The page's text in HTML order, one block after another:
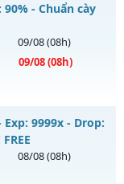
- Chuẩn cày
09/08(08h)
09/08(08h)
Thoại
Exp: 9999x - Drop:
08/08(08h)